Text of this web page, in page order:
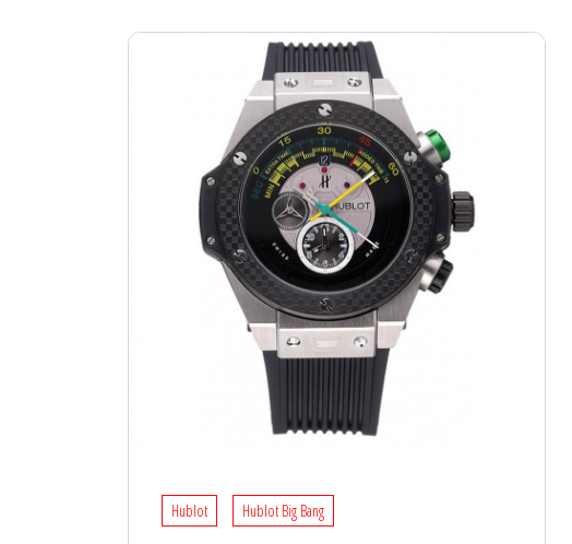
Hublot Hublot Big Bang